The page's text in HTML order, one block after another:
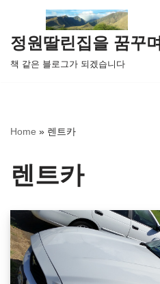
콘
텐
츠
뛰
정원딸린집을 꿈꾸며
책 같은 블로그가 되겠습니다
Home » 렌트카
렌트카